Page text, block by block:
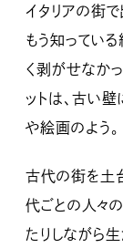
イタリアの街
もう知ってい
く剥がせなか
ットは、古い
や絵画のよう。
古代の街を土
代ごとの人々
たりしながら生